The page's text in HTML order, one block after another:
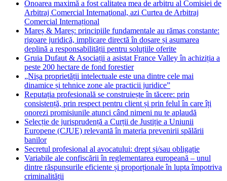
Onoarea maximă a fost calitatea mea de arbitru al Comisiei de
Arbitraj Comercial Internaţional, azi Curtea de Arbitraj
Comercial Internațional
Mareș & Mareș: principiile fundamentale au rămas constante:
rigoare juridică, implicare directă în dosare și asumarea
deplină a responsabilității pentru soluțiile oferite
Gruia Dufaut & Asociații a asistat France Valley în achiziția a
peste 200 hectare de fond forestier
„Nișa proprietății intelectuale este una dintre cele mai
dinamice și tehnice zone ale practicii juridice”
Reputația profesională se construiește în tăcere: prin
consistență, prin respect pentru client și prin felul în care îți
onorezi promisiunile atunci când nimeni nu te aplaudă
Selecție de jurisprudență a Curții de Justiție a Uniunii
Europene (CJUE) relevantă în materia prevenirii spălării
banilor
Secretul profesional al avocatului: drept și/sau obligație
Variabile ale confiscării în reglementarea europeană – unul
dintre răspunsurile eficiente și proporționale în lupta împotriva
criminalității